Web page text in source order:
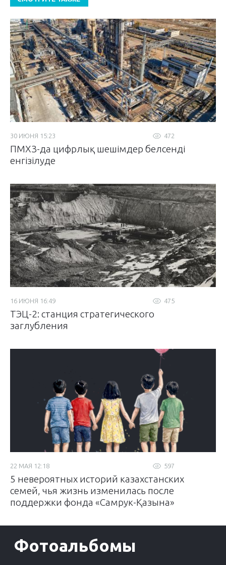
472
30 ИЮНЯ 15:23
ПМХЗ-да цифрлық шешімдер белсенді
енгізілуде
475
16 ИЮНЯ 16:49
ТЭЦ-2: станция стратегического
заглубления
597
22 МАЯ 12:18
5 невероятных историй казахстанских
семей, чья жизнь изменилась после
поддержки фонда «Самрук-Қазына»
Фотоальбомы